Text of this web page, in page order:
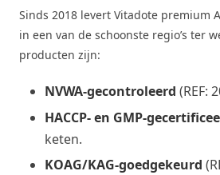
Sinds 2018 levert Vitadote premium
in een van de schoonste regio’s ter
producten zijn:
NVWA-gecontroleerd (REF:
HACCP- en GMP-
keten.
KOAG/KAG-goedgekeurd